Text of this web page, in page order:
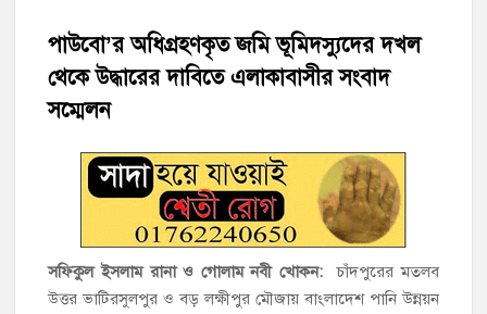
‘জনগণের ভোটে নির্বাচিত হয়ে ফরিদগঞ্জের উন্নয়নে কাজ করছি’ :
আলহাজ্ব এমএ হান্নান এমপি
নৌ পুলিশ ফাঁড়ির নাকের ডগায় কারেন্ট জালের দাপট, মতলবে প্রকাশ্যে
‘জনগণের হাতে রাষ্ট্রের মালিকানা ফিরিয়ে দিতে বিএনপি সরকার
মতলব উত্তরে সোনালী লাইফ ইন্সুইরেন্স কোম্পানী লিমিটেডের মরণোত্তর
চেক বিতরণ
পাউবো’র অধিগ্রহণকৃত জমি ভূমিদস্যুদের দখল
থেকে উদ্ধারের দাবিতে এলাকাবাসীর সংবাদ
সম্মেলন
সফিকুল ইসলাম রানা ও গোলাম নবী খোকন:
চাঁদপুরের মতলব
উত্তর ভাটিরসুলপুর ও বড় লক্ষীপুর মৌজায় বাংলাদেশ পানি উন্নয়ন